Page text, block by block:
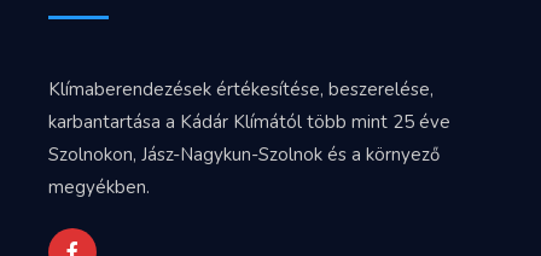
Klímaberendezések értékesítése, beszerelése,
karbantartása a Kádár Klímától több mint 25 éve
Szolnokon, Jász-Nagykun-Szolnok és a környező
megyékben.